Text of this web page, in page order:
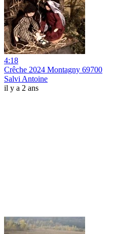
4:18
Crêche 2024 Montagny 69700
Salvi Antoine
il y a 2 ans